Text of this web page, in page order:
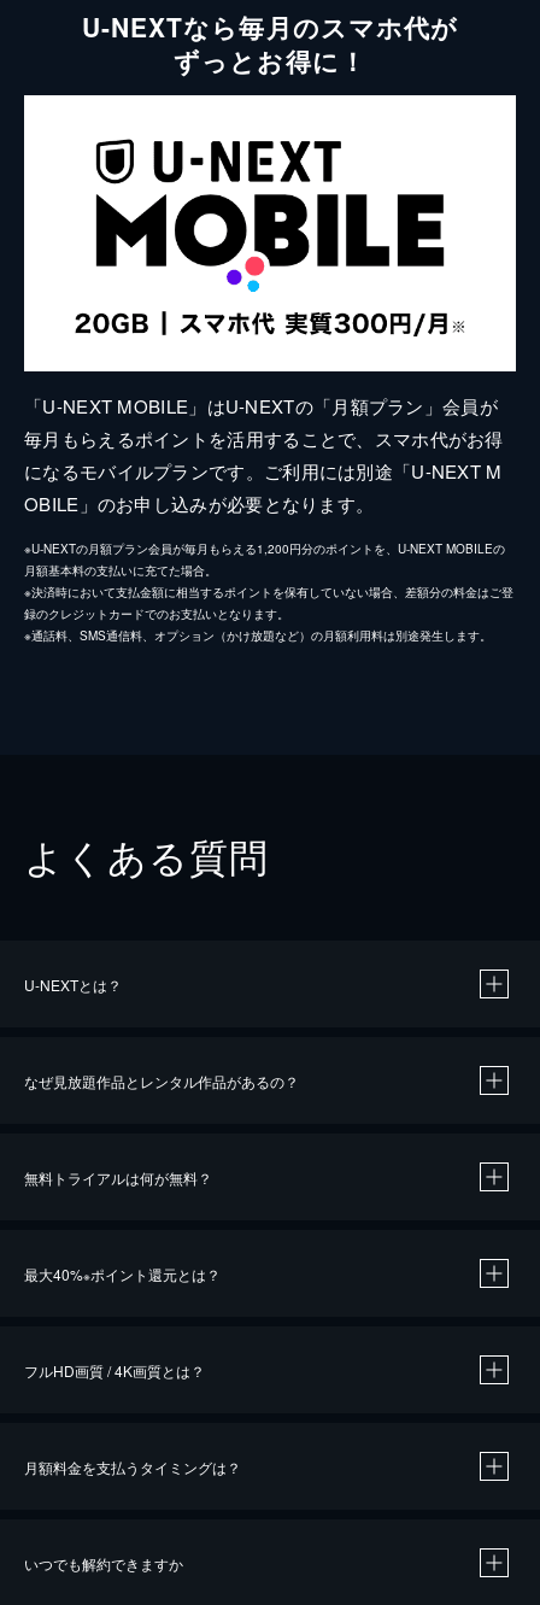
U-NEXTなら毎月のスマホ代が
ずっとお得に！
「U-NEXT MOBILE」はU-NEXTの「月額プラン」会員が
毎月もらえるポイントを活用することで、スマホ代がお得
になるモバイルプランです。ご利用には別途「U-NEXT M
OBILE」のお申し込みが必要となります。
※U-NEXTの月額プラン会員が毎月もらえる1,200円分のポイントを、U-NEXT MOBILEの
月額基本料の支払いに充てた場合。
※決済時において支払金額に相当するポイントを保有していない場合、差額分の料金はご登
録のクレジットカードでのお支払いとなります。
※通話料、SMS通信料、オプション（かけ放題など）の月額利用料は別途発生します。
よくある質問
U-NEXTとは？
なぜ見放題作品とレンタル作品があるの？
無料トライアルは何が無料？
最大40%※ポイント還元とは？
※40％ポイント還元の対象は、クレジットカード決済による作品の購入 / レンタルです。
フルHD画質 / 4K画質とは？
月額料金を支払うタイミングは？
いつでも解約できますか